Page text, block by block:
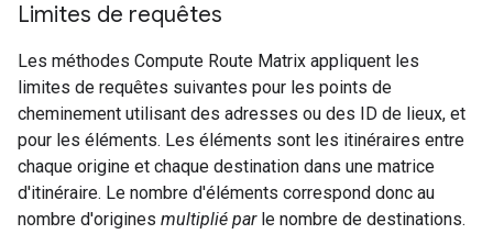
Limites de requêtes
Les méthodes Compute Route Matrix appliquent les
limites de requêtes suivantes pour les points de
cheminement utilisant des adresses ou des ID de lieux, et
pour les éléments. Les éléments sont les itinéraires entre
chaque origine et chaque destination dans une matrice
d'itinéraire. Le nombre d'éléments correspond donc au
nombre d'origines multiplié parle nombre de destinations.